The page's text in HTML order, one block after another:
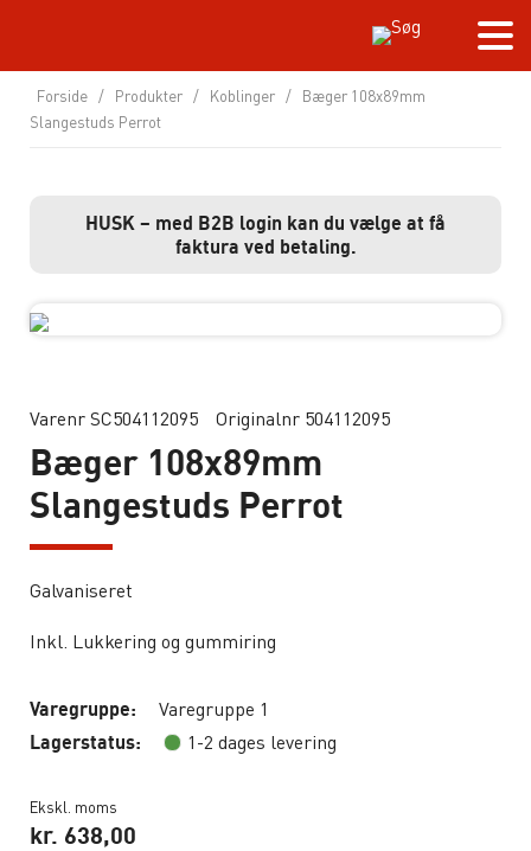
Forside / Produkter / Koblinger / Bæger 108x89mm
Slangestuds Perrot
HUSK – med B2B login kan du vælge at få
faktura ved betaling.
Varenr SC504112095 Originalnr 504112095
Bæger 108x89mm
Slangestuds Perrot
Galvaniseret
Inkl. Lukkering og gummiring
Varegruppe: Varegruppe 1
Lagerstatus: 1-2 dages levering
Ekskl. moms
kr. 638,00